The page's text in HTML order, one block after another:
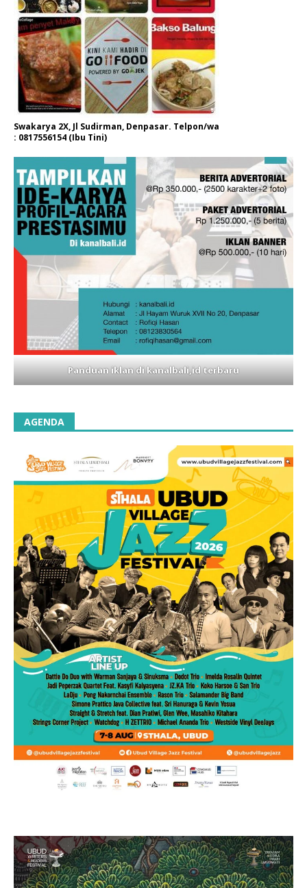
Swakarya 2X, Jl Sudirman, Denpasar. Telpon/wa
: 0817556154 (Ibu Tini)
Panduan iklan di kanalbali,id terbaru
AGENDA